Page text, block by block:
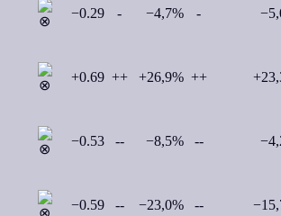
−0.29 - −4,7% -
+0.69 ++ +26,9% ++
−0.53 -- −8,5% --
−0.59 -- −23,0% --